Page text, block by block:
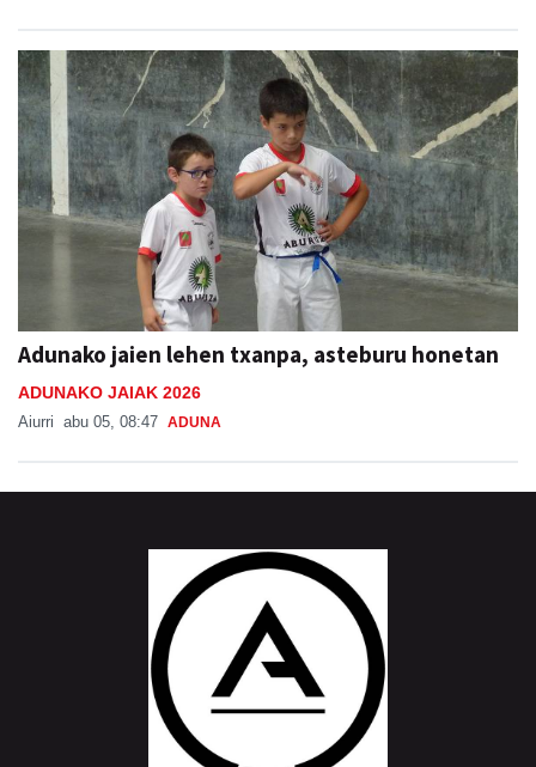
Adunako jaien lehen txanpa, asteburu honetan
ADUNAKO JAIAK 2026
Aiurri abu 05, 08:47 ADUNA